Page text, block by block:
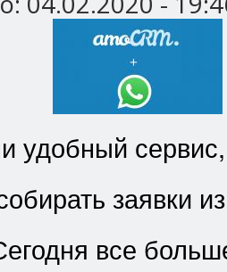
удобный
заявки
все